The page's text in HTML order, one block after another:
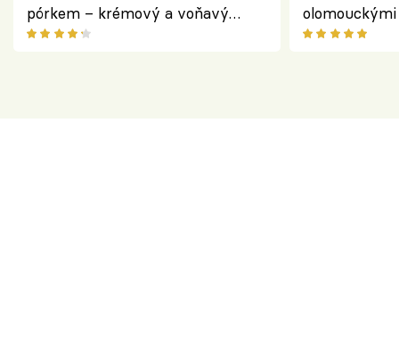
pórkem – krémový a voňavý
pokrm z jednoho hrnce
bezlepkový